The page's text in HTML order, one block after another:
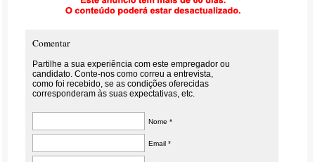
Comentar
Partilhe a sua experiência com este empregador ou
candidato. Conte-nos como correu a entrevista,
como foi recebido, se as condições oferecidas
corresponderam às suas expectativas, etc.
Nome *
Email *